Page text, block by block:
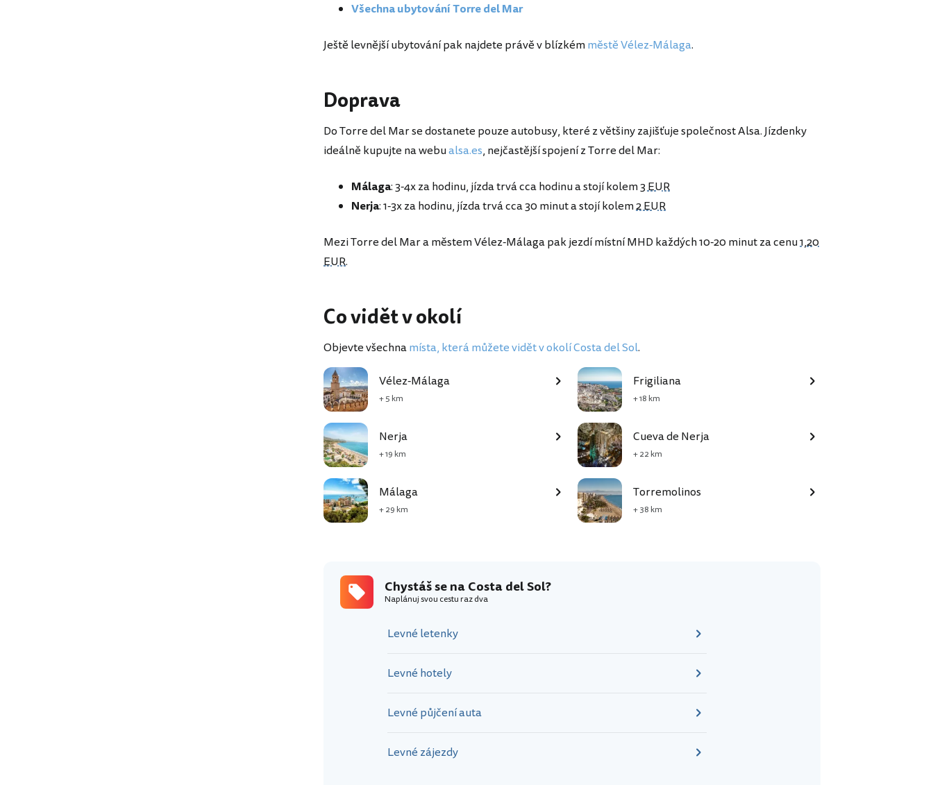
Všechna ubytování Torre del Mar
Ještě levnější ubytování pak najdete právě v blízkémměstě Vélez-Málaga.
Doprava
Do Torre del Mar se dostanete pouze autobusy, které z většiny zajišťuje společnost Alsa. Jízdenky
ideálně kupujte na webualsa.es, nejčastější spojení z Torre del Mar:
Málaga: 3-4x za hodinu, jízda trvá cca hodinu a stojí kolem3 EUR
Nerja: 1-3x za hodinu, jízda trvá cca 30 minut a stojí kolem2 EUR
Mezi Torre del Mar a městem Vélez-Málaga pak jezdí místní MHD každých 10-20 minut za cenu1,20
EUR.
Co vidět v okolí
Objevte všechnamísta, která můžete vidět v okolí Costa del Sol.
Vélez-Málaga
+ 5 km
Frigiliana
+ 18 km
Nerja
+ 19 km
Cueva de Nerja
+ 22 km
Málaga
+ 29 km
Torremolinos
+ 38 km
Chystáš se na Costa del Sol?
Naplánuj svou cestu raz dva
Levné letenky
Levné hotely
Levné půjčení auta
Levné zájezdy